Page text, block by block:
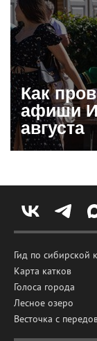
Как
афиши
августа
Гид по сибирской
Карта катков
Голоса города
Лесное озеро
Весточка с